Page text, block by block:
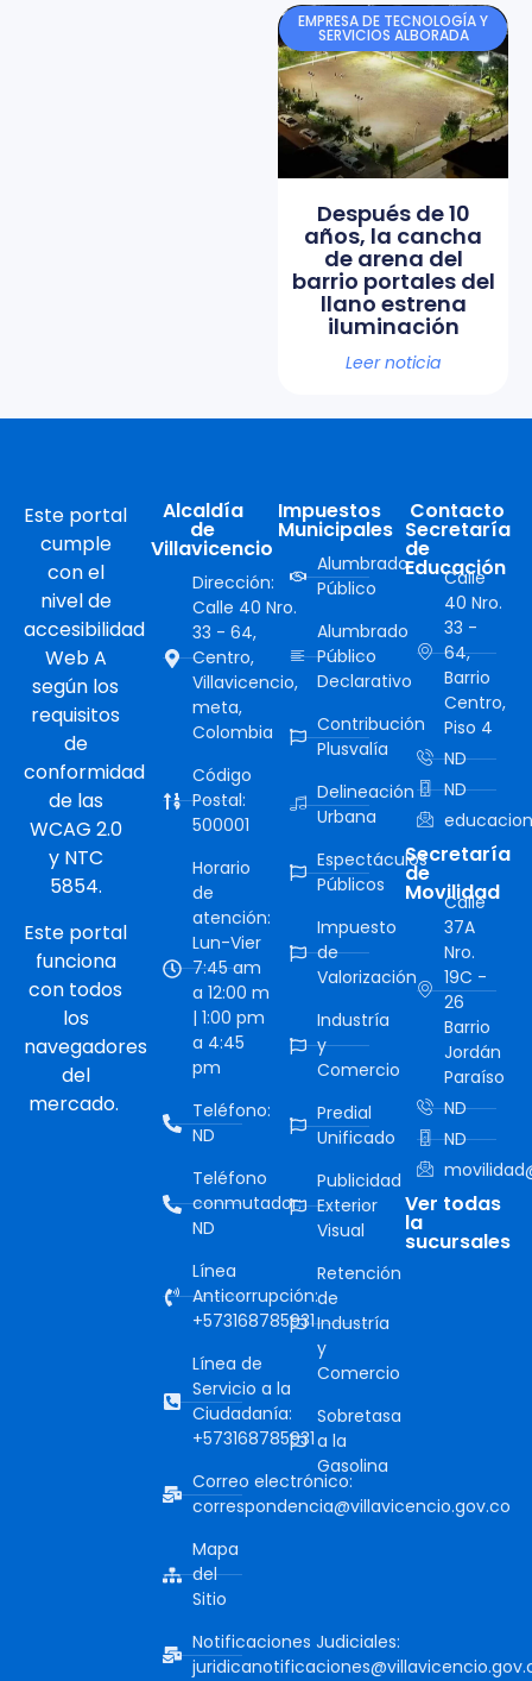
EMPRESA DE TECNOLOGÍA Y
SERVICIOS ALBORADA
Después de 10
años, la cancha
de arena del
barrio portales del
llano estrena
iluminación
Leer noticia
Este portal
cumple
con el
nivel de
accesibilidad
Web A
según los
requisitos
de
conformidad
de las
WCAG 2.0
y NTC
5854.
Este portal
funciona
con todos
los
navegadores
del
mercado.
Alcaldía
de
Villavicencio
Dirección:
Calle 40 Nro.
33 - 64,
Centro,
Villavicencio,
meta,
Colombia
Código
Postal:
500001
Horario
de
atención:
Lun-Vier
7:45 am
a 12:00 m
| 1:00 pm
a 4:45
pm
Teléfono:
ND
Teléfono
conmutador:
ND
Línea
Anticorrupción:
+573168785931
Línea de
Servicio a la
Ciudadanía:
+573168785931
Correo electrónico:
correspondencia@villavicencio.gov.co
Mapa
del
Sitio
Notificaciones Judiciales:
Impuestos
Municipales
Alumbrado
Público
Alumbrado
Público
Declarativo
Contribución
Plusvalía
Delineación
Urbana
Espectáculos
Públicos
Impuesto
de
Valorización
Industría
y
Comercio
Predial
Unificado
Publicidad
Exterior
Visual
Retención
de
Industría
y
Comercio
Sobretasa
a la
Gasolina
Contacto
Secretaría
de
Educación
Calle
40 Nro.
33 -
64,
Barrio
Centro,
Piso 4
ND
ND
Secretaría
de
Movilidad
Calle
37A
Nro.
19C -
26
Barrio
Jordán
Paraíso
ND
ND
Ver todas
la
sucursales